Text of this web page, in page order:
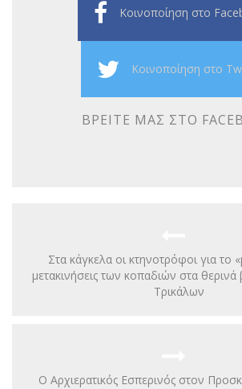
Κοινοποίηση στο
Κοινοποίηση στο
ΒΡΕΊΤΕ ΜΑΣ ΣΤΟ
Στα κάγκελα οι κτηνοτρόφοι για το
μετακινήσεις των κοπαδιών στα
Τρικάλων
Ο Αρχιερατικός Εσπερινός στον